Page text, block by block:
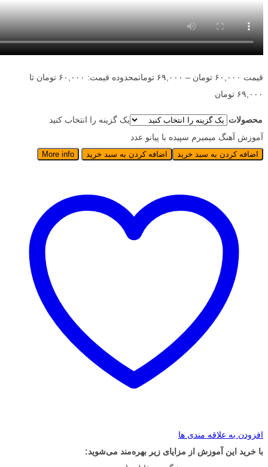
قیمت ۶۰,۰۰۰ تومان – ۶۹,۰۰۰ تومان
محدوده قیمت: ۶۰,۰۰۰ تومان تا
۶۹,۰۰۰ تومان
محصولات
یک گزینه را انتخاب کنید
آموزش آهنگ میمیرم سپیده با پیانو عدد
اضافه کردن به سبد خرید اضافه کردن به سبد خرید More info
افزودن به علاقه مندی ها
با خرید این آموزش از مزایای زیر بهره‌مند می‌شوید: